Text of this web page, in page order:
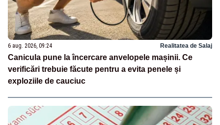
6 aug. 2026, 09:24 Realitatea de Salaj
Canicula pune la încercare anvelopele mașinii. Ce
verificări trebuie făcute pentru a evita penele și
exploziile de cauciuc